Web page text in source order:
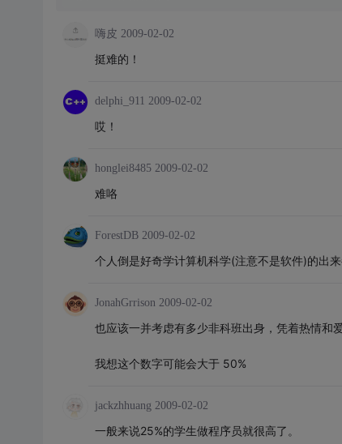
嗨皮 2009-02-02
挺难的！
delphi_911 2009-02-02
哎！
honglei8485 2009-02-02
难咯
ForestDB 2009-02-02
个人倒是好奇学计算机科学(注意不是软件)的出
JonahGrrison 2009-02-02
也应该一并考虑有多少非科班出身，凭着热情和
我想这个数字可能会大于 50%
jackzhhuang 2009-02-02
一般来说25%的学生做程序员就很高了。